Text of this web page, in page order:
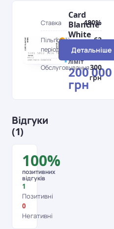
Card
Blanche
White
Кредитний
ліміт
200 000
грн
Ставка 480%
Пільговий
період
62
дн.
Обслуговування300
грн
Детальніше
Відгуки
(1)
100%
позитивних
відгуків
1
Позитивні
0
Негативні